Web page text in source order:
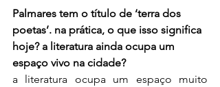
Palmares tem o título de ‘terra dos
poetas’. na prática, o que isso significa
hoje? a literatura ainda ocupa um
espaço vivo na cidade?
a literatura ocupa um espaço muito